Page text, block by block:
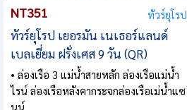
NT351 ทัวร์ยุโรป
ทัวร์ยุโรป เยอรมัน เนเธอร์แลนด์
เบลเยี่ยม ฝรั่งเศส 9 วัน (QR)
• ล่องเรือ 3 แม่น้ำสายหลัก ล่องเรือแม่น้ำ
ไรน์ ล่องเรือหลังคากระจกล่องเรือเม่น้ำแซ
นน์